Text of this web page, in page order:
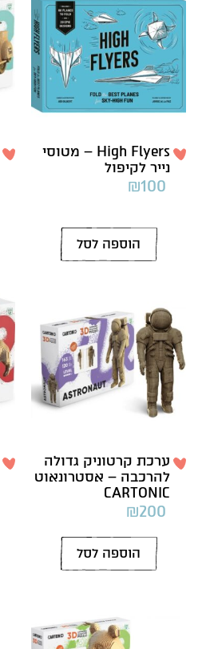
High Flyers – מטוסי
נייר לקיפול
₪100
הוספה לסל
ערכת קרטוניק גדולה
להרכבה – אסטרונאוט
CARTONIC
₪200
הוספה לסל